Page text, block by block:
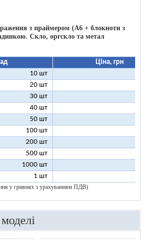
з праймером (А6 + блокноти з
Скло, оргскло та метал
Ціна, грн
10 шт
20 шт
30 шт
40 шт
50 шт
100 шт
200 шт
500 шт
1000 шт
1 шт
у гривнях з урахуванням ПДВ)